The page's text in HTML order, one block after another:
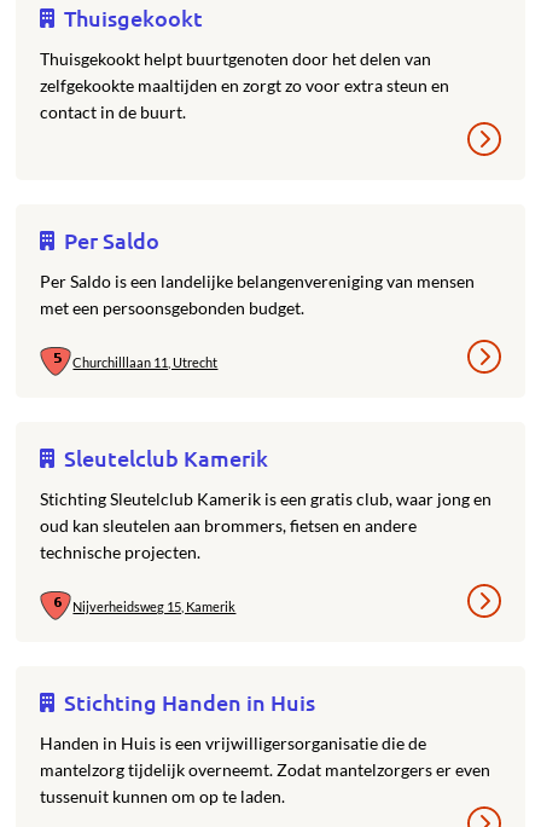
Thuisgekookt
Thuisgekookt helpt buurtgenoten door het delen van
zelfgekookte maaltijden en zorgt zo voor extra steun en
contact in de buurt.
Per Saldo
Per Saldo is een landelijke belangenvereniging van mensen
met een persoonsgebonden budget.
Churchilllaan 11, Utrecht
Sleutelclub Kamerik
Stichting Sleutelclub Kamerik is een gratis club, waar jong en
oud kan sleutelen aan brommers, fietsen en andere
technische projecten.
Nijverheidsweg 15, Kamerik
Stichting Handen in Huis
Handen in Huis is een vrijwilligersorganisatie die de
mantelzorg tijdelijk overneemt. Zodat mantelzorgers er even
tussenuit kunnen om op te laden.